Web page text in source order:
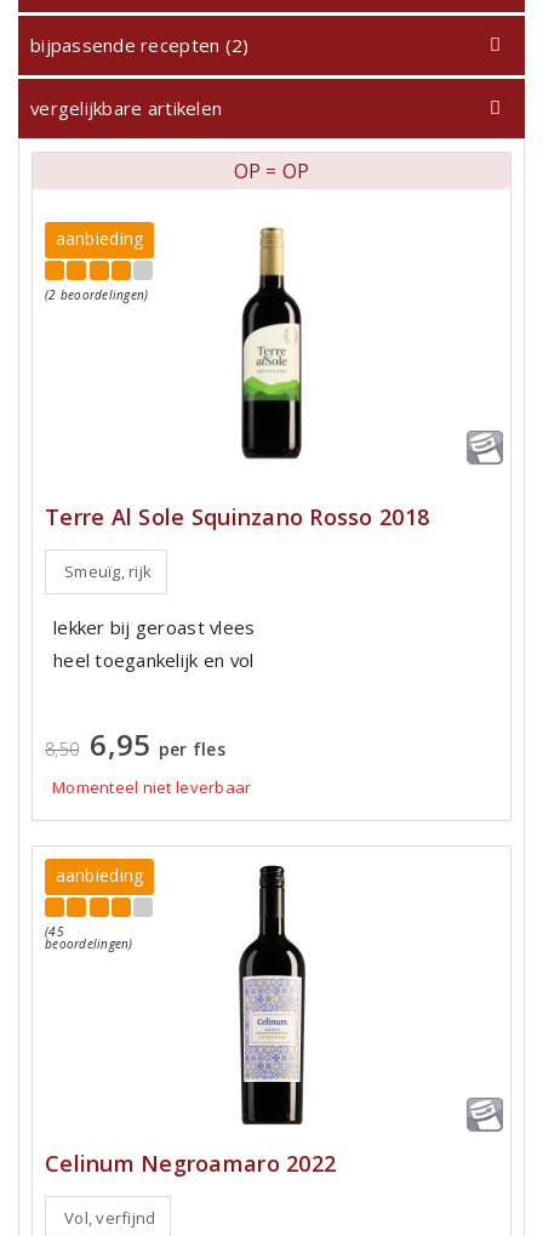
bijpassende recepten (2)
vergelijkbare artikelen
OP = OP
aanbieding
(2 beoordelingen)
Terre Al Sole Squinzano Rosso 2018
Smeuïg, rijk
lekker bij geroast vlees
heel toegankelijk en vol
8,50 6,95 per fles
Momenteel niet leverbaar
aanbieding
(45
beoordelingen)
Celinum Negroamaro 2022
Vol, verfijnd